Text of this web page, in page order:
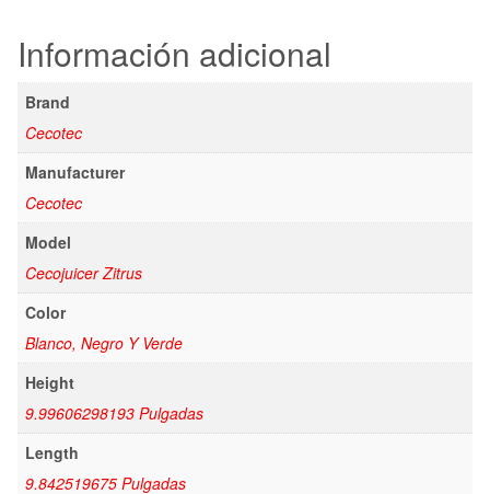
Información adicional
Brand
Cecotec
Manufacturer
Cecotec
Model
Cecojuicer Zitrus
Color
Blanco, Negro Y Verde
Height
9.99606298193 Pulgadas
Length
9.842519675 Pulgadas